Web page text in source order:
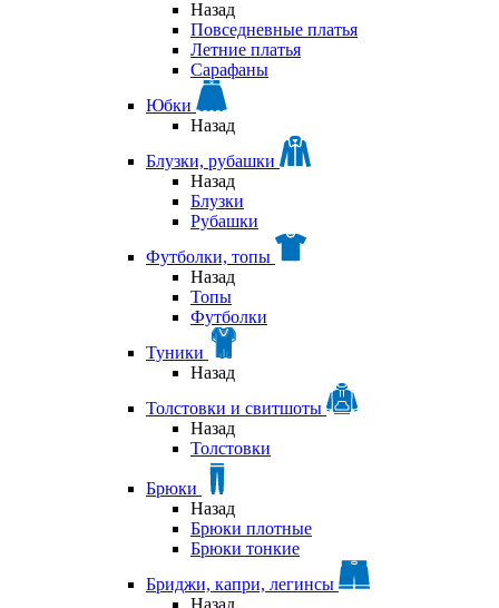
Назад
Повседневные платья
Летние платья
Сарафаны
Юбки
Назад
Блузки, рубашки
Назад
Блузки
Рубашки
Футболки, топы
Назад
Топы
Футболки
Туники
Назад
Толстовки и свитшоты
Назад
Толстовки
Брюки
Назад
Брюки плотные
Брюки тонкие
Бриджи, капри, легинсы
Назад